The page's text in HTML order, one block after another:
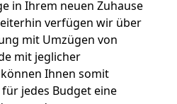
in Ihrem neuen Zuhause
verfügen wir über
mit Umzügen von
mit jeglicher
Ihnen somit
jedes Budget eine